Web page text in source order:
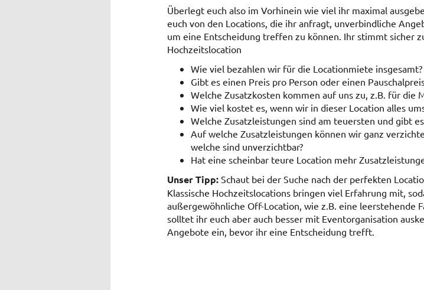
Überlegt euch also im Vorhinein wie viel ihr maximal
euch von den Locations, die ihr anfragt, unverbindliche
um eine Entscheidung treffen zu können. Ihr stimmt sicher
Hochzeitslocation
Wie viel bezahlen wir für die Locationmiete insgesamt?
Gibt es einen Preis pro Person oder einen
Welche Zusatzkosten kommen auf uns zu, z.B. für die
Wie viel kostet es, wenn wir in dieser Location alles
Welche Zusatzleistungen sind am teuersten und gibt
Auf welche Zusatzleistungen können wir ganz
welche sind unverzichtbar?
Hat eine scheinbar teure Location mehr
Unser Tipp:Schaut bei der Suche nach der perfekten
Klassische Hochzeitslocations bringen viel Erfahrung mit,
außergewöhnliche Off-Location, wie z.B. eine leerstehende
solltet ihr euch aber auch besser mit Eventorganisation
Angebote ein, bevor ihr eine Entscheidung trefft.